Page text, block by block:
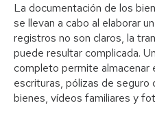
La documentación de los
se llevan a cabo al elaborar
registros no son claros, la
puede resultar complicada.
completo permite almacenar
escrituras, pólizas de seguro
bienes, vídeos familiares y